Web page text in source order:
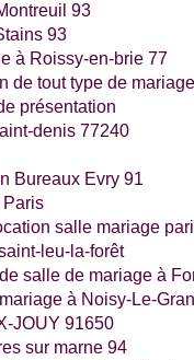
93
93
à Roissy-en-brie 77
de tout type de mariage
présentation
denis 77240
Bureaux Evry 91
Paris
salle mariage
leu-la-forêt
salle de mariage à
à Noisy-Le-
JOUY 91650
sur marne 94